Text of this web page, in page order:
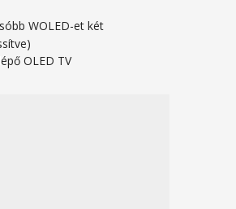
WOLED-et két
OLED TV